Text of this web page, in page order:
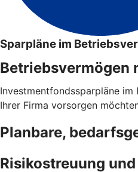
Sparpläne im
Betriebsvermögen
Investmentfondssparpläne
Ihrer Firma vorsorgen
Planbare,
Risikostreuung